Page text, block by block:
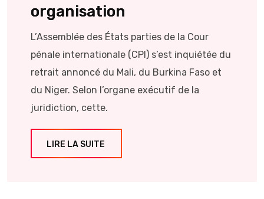
organisation
L’Assemblée des États parties de la Cour
pénale internationale (CPI) s’est inquiétée du
retrait annoncé du Mali, du Burkina Faso et
du Niger. Selon l’organe exécutif de la
juridiction, cette.
LIRE LA SUITE